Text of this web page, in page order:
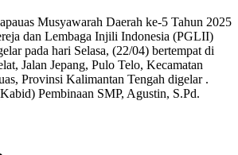
Musyawarah Daerah ke-5 Tahun 2025
dan Lembaga Injili Indonesia (PGLII)
pada hari Selasa, (22/04) bertempat di
Jalan Jepang, Pulo Telo, Kecamatan
Provinsi Kalimantan Tengah digelar .
Pembinaan SMP, Agustin, S.Pd.